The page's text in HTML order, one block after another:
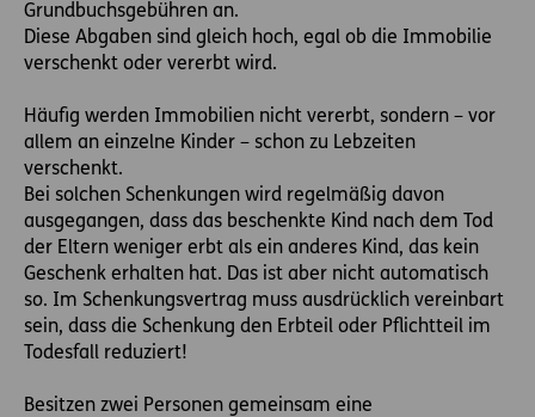
Grundbuchsgebühren an.
Diese Abgaben sind gleich hoch, egal ob die Immobilie
verschenkt oder vererbt wird.
Häufig werden Immobilien nicht vererbt, sondern – vor
allem an einzelne Kinder – schon zu Lebzeiten
verschenkt.
Bei solchen Schenkungen wird regelmäßig davon
ausgegangen, dass das beschenkte Kind nach dem Tod
der Eltern weniger erbt als ein anderes Kind, das kein
Geschenk erhalten hat. Das ist aber nicht automatisch
so. Im Schenkungsvertrag muss ausdrücklich vereinbart
sein, dass die Schenkung den Erbteil oder Pflichtteil im
Todesfall reduziert!
Besitzen zwei Personen gemeinsam eine